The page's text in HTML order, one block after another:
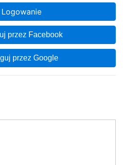
przez Facebook
przez Google